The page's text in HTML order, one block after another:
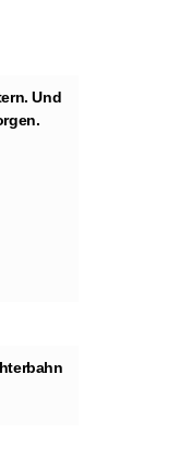
Und